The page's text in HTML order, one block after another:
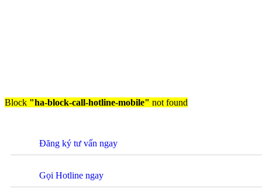
Block "ha-block-call-hotline-mobile" not found
Đăng ký tư vấn ngay
Gọi Hotline ngay